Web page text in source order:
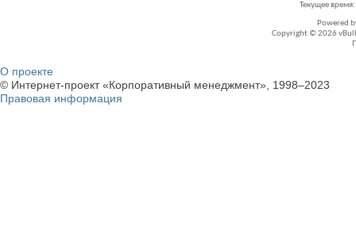
Текущее время:
Powered
Copyright © 2026
О проекте
© Интернет-проект «Корпоративный менеджмент», 1998–2023
Правовая информация